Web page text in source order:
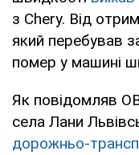
з Chery. Від
який перебував
помер у машині
Як повідомляв
села Лани
дорожньо-